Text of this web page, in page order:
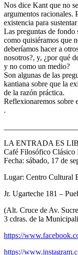
Nos dice Kant que no
argumentos racionales.
existencia para
Las preguntas de fondo
como quisiéramos que
deberíamos hacer a
nosotros?, y, ¿por qué
y no como un medio?
Son algunas de las
kantiana sobre que la
de la razón práctica.
Reflexionaremos sobre
.
LA ENTRADA ES
Café Filosófico Clásico
Fecha: sábado, 17 de
Lugar: Centro Cultural
Jr. Ugarteche 181 –
(Alt. Cruce de Av.
3 cdras. de la
https://
https://